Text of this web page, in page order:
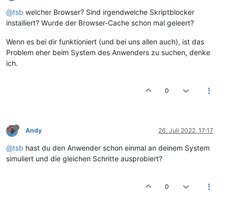
@tsb welcher Browser? Sind irgendwelche Skriptblocker
installiert? Wurde der Browser-Cache schon mal geleert?
Wenn es bei dir funktioniert (und bei uns allen auch), ist das
Problem eher beim System des Anwenders zu suchen, denke
ich.
0
Andy 26. Juli 2022, 17:17
@tsb hast du den Anwender schon einmal an deinem System
simuliert und die gleichen Schritte ausprobiert?
0